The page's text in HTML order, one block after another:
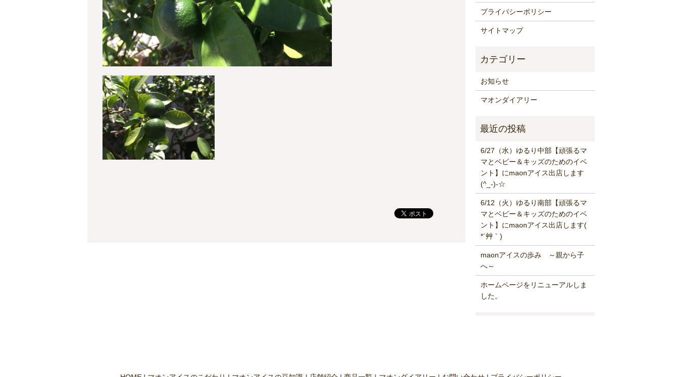
プライバシーポリシー
サイトマップ
お知らせ
マオンダイアリー
6/27（水）ゆるり中部【頑張るマ
マとベビー＆キッズのためのイベ
ント】にmaonアイス出店します
(^_-)-☆
6/12（火）ゆるり南部【頑張るマ
マとベビー＆キッズのためのイベ
ント】にmaonアイス出店します(
*´艸｀)
maonアイスの歩み ～親から子
へ～
ホームページをリニューアルしま
した。